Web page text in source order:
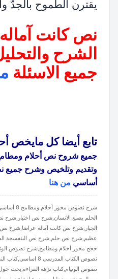
يقترن الطموح بالجدّ
نص كانت
الشرح
جميع الاسئلة
تابع أيضا كل مايخص
جميع شروح نص أحلام
أساسي من هنا
شرح
الحلم يصنع الانسان,شرح نص
الجبار,شرح نص كانت آماله عراضا,شرح
عظيم,شرح نص حلم,شرح نص البنفسجة
حجج محور أحلام ومطامح,شرح نصوص
نصوص الكتاب
نصوص الوتيام,كتاب نزهة القراءة,بحث